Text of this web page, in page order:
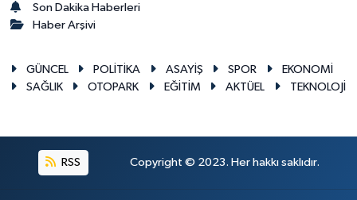
Son Dakika Haberleri
Haber Arşivi
GÜNCEL POLİTİKA ASAYİŞ SPOR
EKONOMİ
SAĞLIK
OTOPARK EĞİTİM AKTÜEL TEKNOLOJİ
RSS Copyright © 2023. Her hakkı saklıdır.